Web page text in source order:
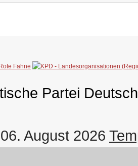
Partei
August 2026